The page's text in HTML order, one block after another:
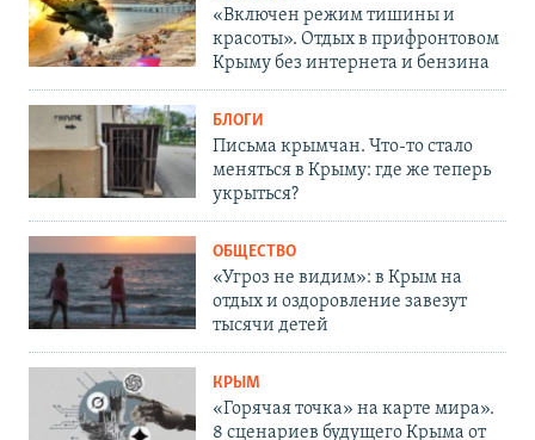
«Включен режим тишины и
красоты». Отдых в прифронтовом
Крыму без интернета и бензина
БЛОГИ
Письма крымчан. Что-то стало
меняться в Крыму: где же теперь
укрыться?
ОБЩЕСТВО
«Угроз не видим»: в Крым на
отдых и оздоровление завезут
тысячи детей
КРЫМ
«Горячая точка» на карте мира».
8 сценариев будущего Крыма от